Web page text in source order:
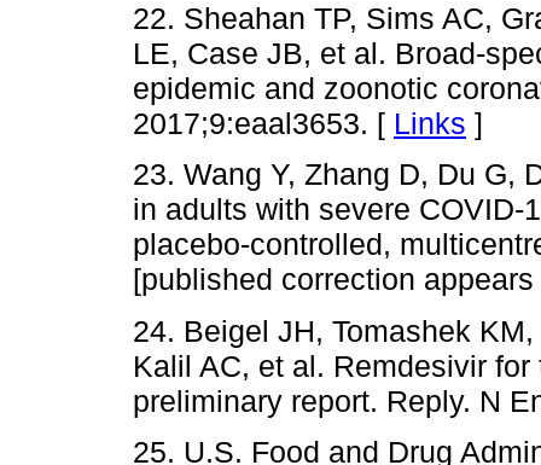
22. Sheahan TP, Sims AC,
LE, Case JB, et al. Broad-
epidemic and zoonotic
2017;9:eaal3653. [ Links ]
23. Wang Y, Zhang D, Du G,
in adults with severe COVID-
placebo-controlled,
[published correction
24. Beigel JH, Tomashek
Kalil AC, et al. Remdesivir
preliminary report. Reply. N
25. U.S. Food and Drug